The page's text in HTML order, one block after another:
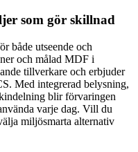
som gör skillnad
både utseende och
och målad MDF i
tillverkare och erbjuder
Med integrerad belysning,
blir förvaringen
varje dag. Vill du
miljösmarta alternativ